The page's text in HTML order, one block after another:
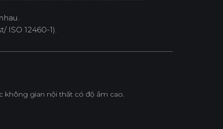
ISO 12460-1).
không gian nội thất có độ ẩm cao.